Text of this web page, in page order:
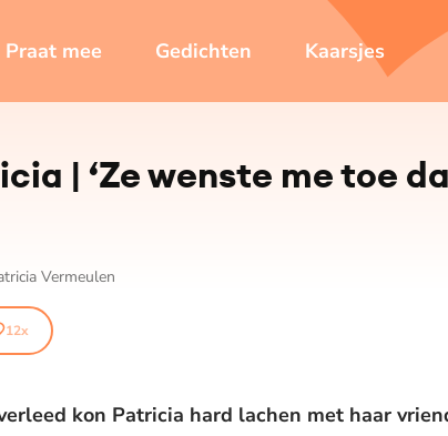
Praat mee Gedichten Kaarsjes
| ‘Ze wenste me toe
Vermeulen
12x
kon Patricia hard lachen met haar